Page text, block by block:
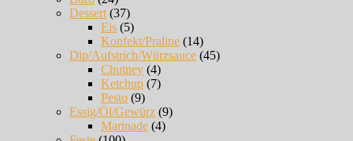
Dessert(37)
Eis (5)
Konfekt/Praline (14)
Dip/Aufstrich/Würzsauce (45)
Chutney (4)
Ketchup (7)
Pesto (9)
Essig/Öl/Gewürz (9)
Marinade (4)